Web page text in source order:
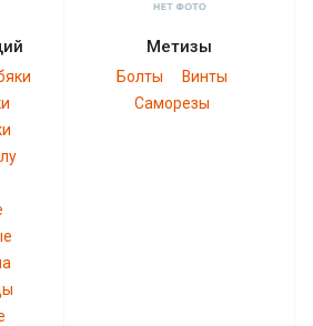
Метизы
Болты
Винты
Саморезы